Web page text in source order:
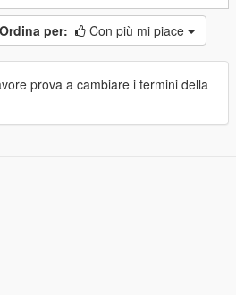
Ordina per: Con più mi piace
prova a cambiare i termini della